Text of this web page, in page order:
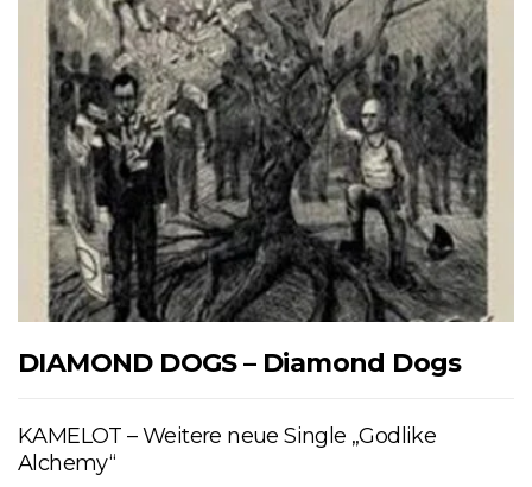
DIAMOND DOGS – Diamond Dogs
KAMELOT – Weitere neue Single „Godlike
Alchemy“